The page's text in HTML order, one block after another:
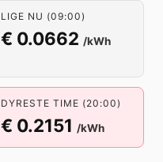
LIGE NU (09:00)
€ 0.0662 /kWh
DYRESTE TIME (20:00)
€ 0.2151 /kWh